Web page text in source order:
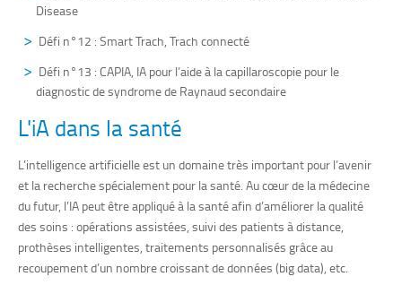
Disease
Défi n°12 : Smart Trach, Trach connecté
Défi n°13 : CAPIA, IA pour l’aide à la capillaroscopie pour le
diagnostic de syndrome de Raynaud secondaire
L'iA dans la santé
L’intelligence artificielle est un domaine très important pour l’avenir
et la recherche spécialement pour la santé. Au cœur de la médecine
du futur, l’IA peut être appliqué à la santé afin d’améliorer la qualité
des soins : opérations assistées, suivi des patients à distance,
prothèses intelligentes, traitements personnalisés grâce au
recoupement d’un nombre croissant de données (big data), etc.